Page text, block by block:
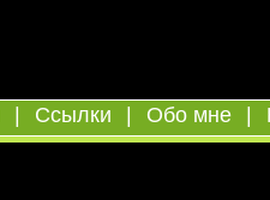
Ссылки Обо мне